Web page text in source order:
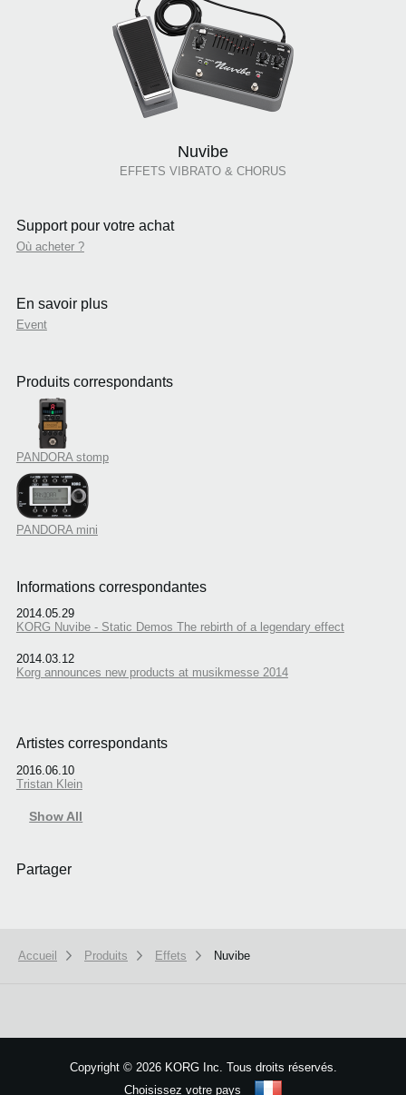
Nuvibe
EFFETS VIBRATO & CHORUS
Support pour votre achat
Où acheter ?
En savoir plus
Event
Produits correspondants
PANDORA stomp
PANDORA mini
Informations correspondantes
2014.05.29
KORG Nuvibe - Static Demos The rebirth of a legendary effect
2014.03.12
Korg announces new products at musikmesse 2014
Artistes correspondants
2016.06.10
Tristan Klein
Show All
Partager
Accueil Produits Effets Nuvibe
Copyright ©2026 KORG Inc. Tous droits réservés.
Choisissez votre pays